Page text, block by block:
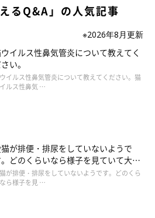
るQ&A」の人気記事
※2026年8月更新
イルス性鼻気管炎について教えてく
い。
イルス性鼻気管炎について教えてください。猫
ルス性鼻気 …
が排便・排尿をしていないようで
どのくらいなら様子を見ていて大丈
すか。
が排便・排尿をしていないようです。どのくら
ら様子を見 …